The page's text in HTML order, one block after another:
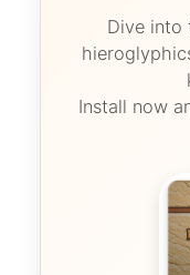
Dive into
Install now